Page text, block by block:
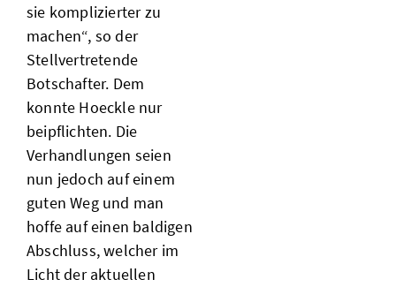
sie komplizierter zu
machen“, so der
Stellvertretende
Botschafter. Dem
konnte Hoeckle nur
beipflichten. Die
Verhandlungen seien
nun jedoch auf einem
guten Weg und man
hoffe auf einen baldigen
Abschluss, welcher im
Licht der aktuellen